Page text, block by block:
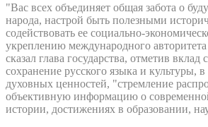
"Вас всех объединяет общая забота о
народа, настрой быть полезными
содействовать ее социально-
укреплению международного
сказал глава государства, отметив вклад
сохранение русского языка и культуры,
духовных ценностей, "стремление
объективную информацию о
истории, достижениях в образовании,